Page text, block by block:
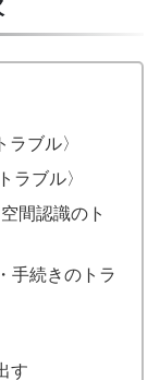
ブル〉
ラブル〉
間認識のト
手続きのトラ
す